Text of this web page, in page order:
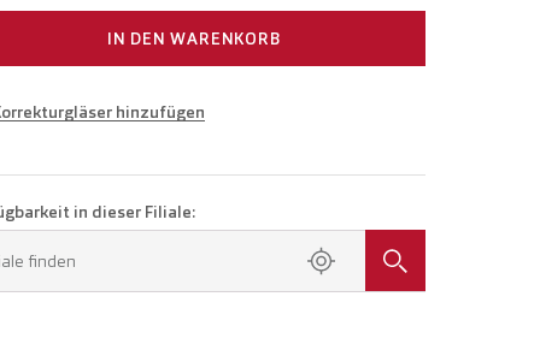
IN DEN WARENKORB
hinzufügen
Brille mit Einstärkengläsern
in dieser Filiale:
finden